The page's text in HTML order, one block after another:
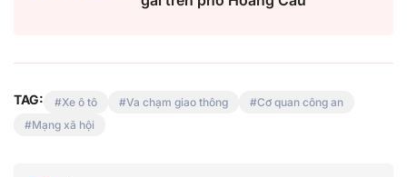
TAG: Xe ô tô Va chạm giao thông
Cơ quan công an
Mạng xã hội